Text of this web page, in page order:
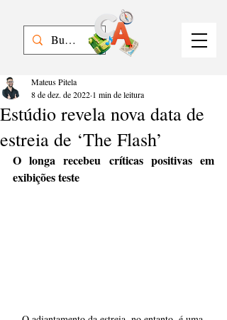
Estúdio revela nova data de
estreia de ‘The Flash’
Mateus Pitela
8 de dez. de 2022 1 min de leitura
O longa recebeu críticas positivas em
exibições teste